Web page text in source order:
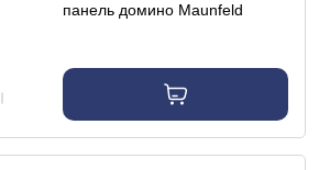
панель домино Maunfeld